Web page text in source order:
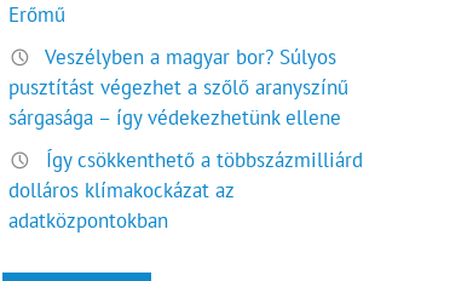
Erőmű
Veszélyben a magyar bor? Súlyos
pusztítást végezhet a szőlő aranyszínű
sárgasága – így védekezhetünk ellene
Így csökkenthető a többszázmilliárd
dolláros klímakockázat az
adatközpontokban